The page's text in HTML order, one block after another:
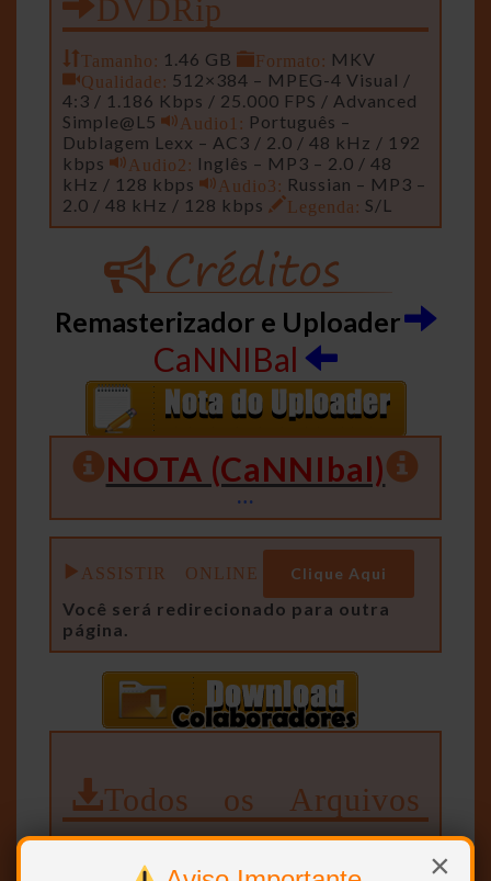
×
Tamanho: 1.46 GB Formato: MKV
Qualidade: 512×384 – MPEG-4 Visual /
4:3 / 1.186 Kbps / 25.000 FPS / Advanced
Simple@L5
Audio1: Português –
Dublagem Lexx – AC3 / 2.0 / 48 kHz / 192
kbps
Audio2: Inglês – MP3 – 2.0 / 48
kHz / 128 kbps
Audio3: Russian – MP3 –
2.0 / 48 kHz / 128 kbps
Legenda: S/L
Remasterizador e Uploader
CaNNIBal
NOTA (CaNNIbal)
…
ASSISTIR ONLINE Clique Aqui
Você será redirecionado para outra
página.
Todos os Arquivos